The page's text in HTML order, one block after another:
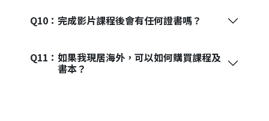
Q10： 完成影片課程後會有任何證書嗎？
Q11： 如果我現居海外，可以如何購買課程及
書本？